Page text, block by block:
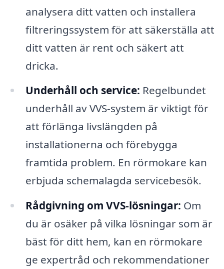
analysera ditt vatten och installera
filtreringssystem för att säkerställa att
ditt vatten är rent och säkert att
dricka.
Underhåll och service: Regelbundet
underhåll av VVS-system är viktigt för
att förlänga livslängden på
installationerna och förebygga
framtida problem. En rörmokare kan
erbjuda schemalagda servicebesök.
Rådgivning om VVS-lösningar: Om
du är osäker på vilka lösningar som är
bäst för ditt hem, kan en rörmokare
ge expertråd och rekommendationer